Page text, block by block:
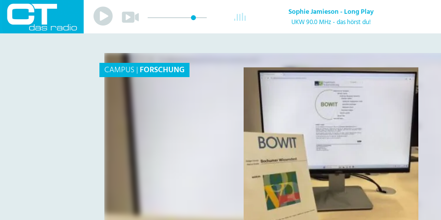
Play
Play Sophie Jamieson - Long Play
UKW 90.0 MHz - das hörst du!
CAMPUS|FORSCHUNG